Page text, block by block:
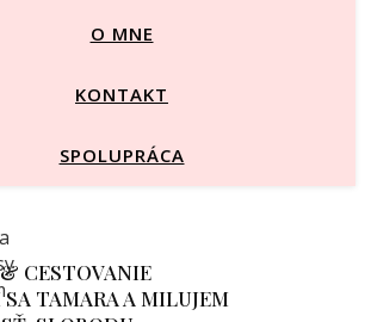
O MNE
KONTAKT
SPOLUPRÁCA
CESTOVANIE
TAMARA A MILUJEM